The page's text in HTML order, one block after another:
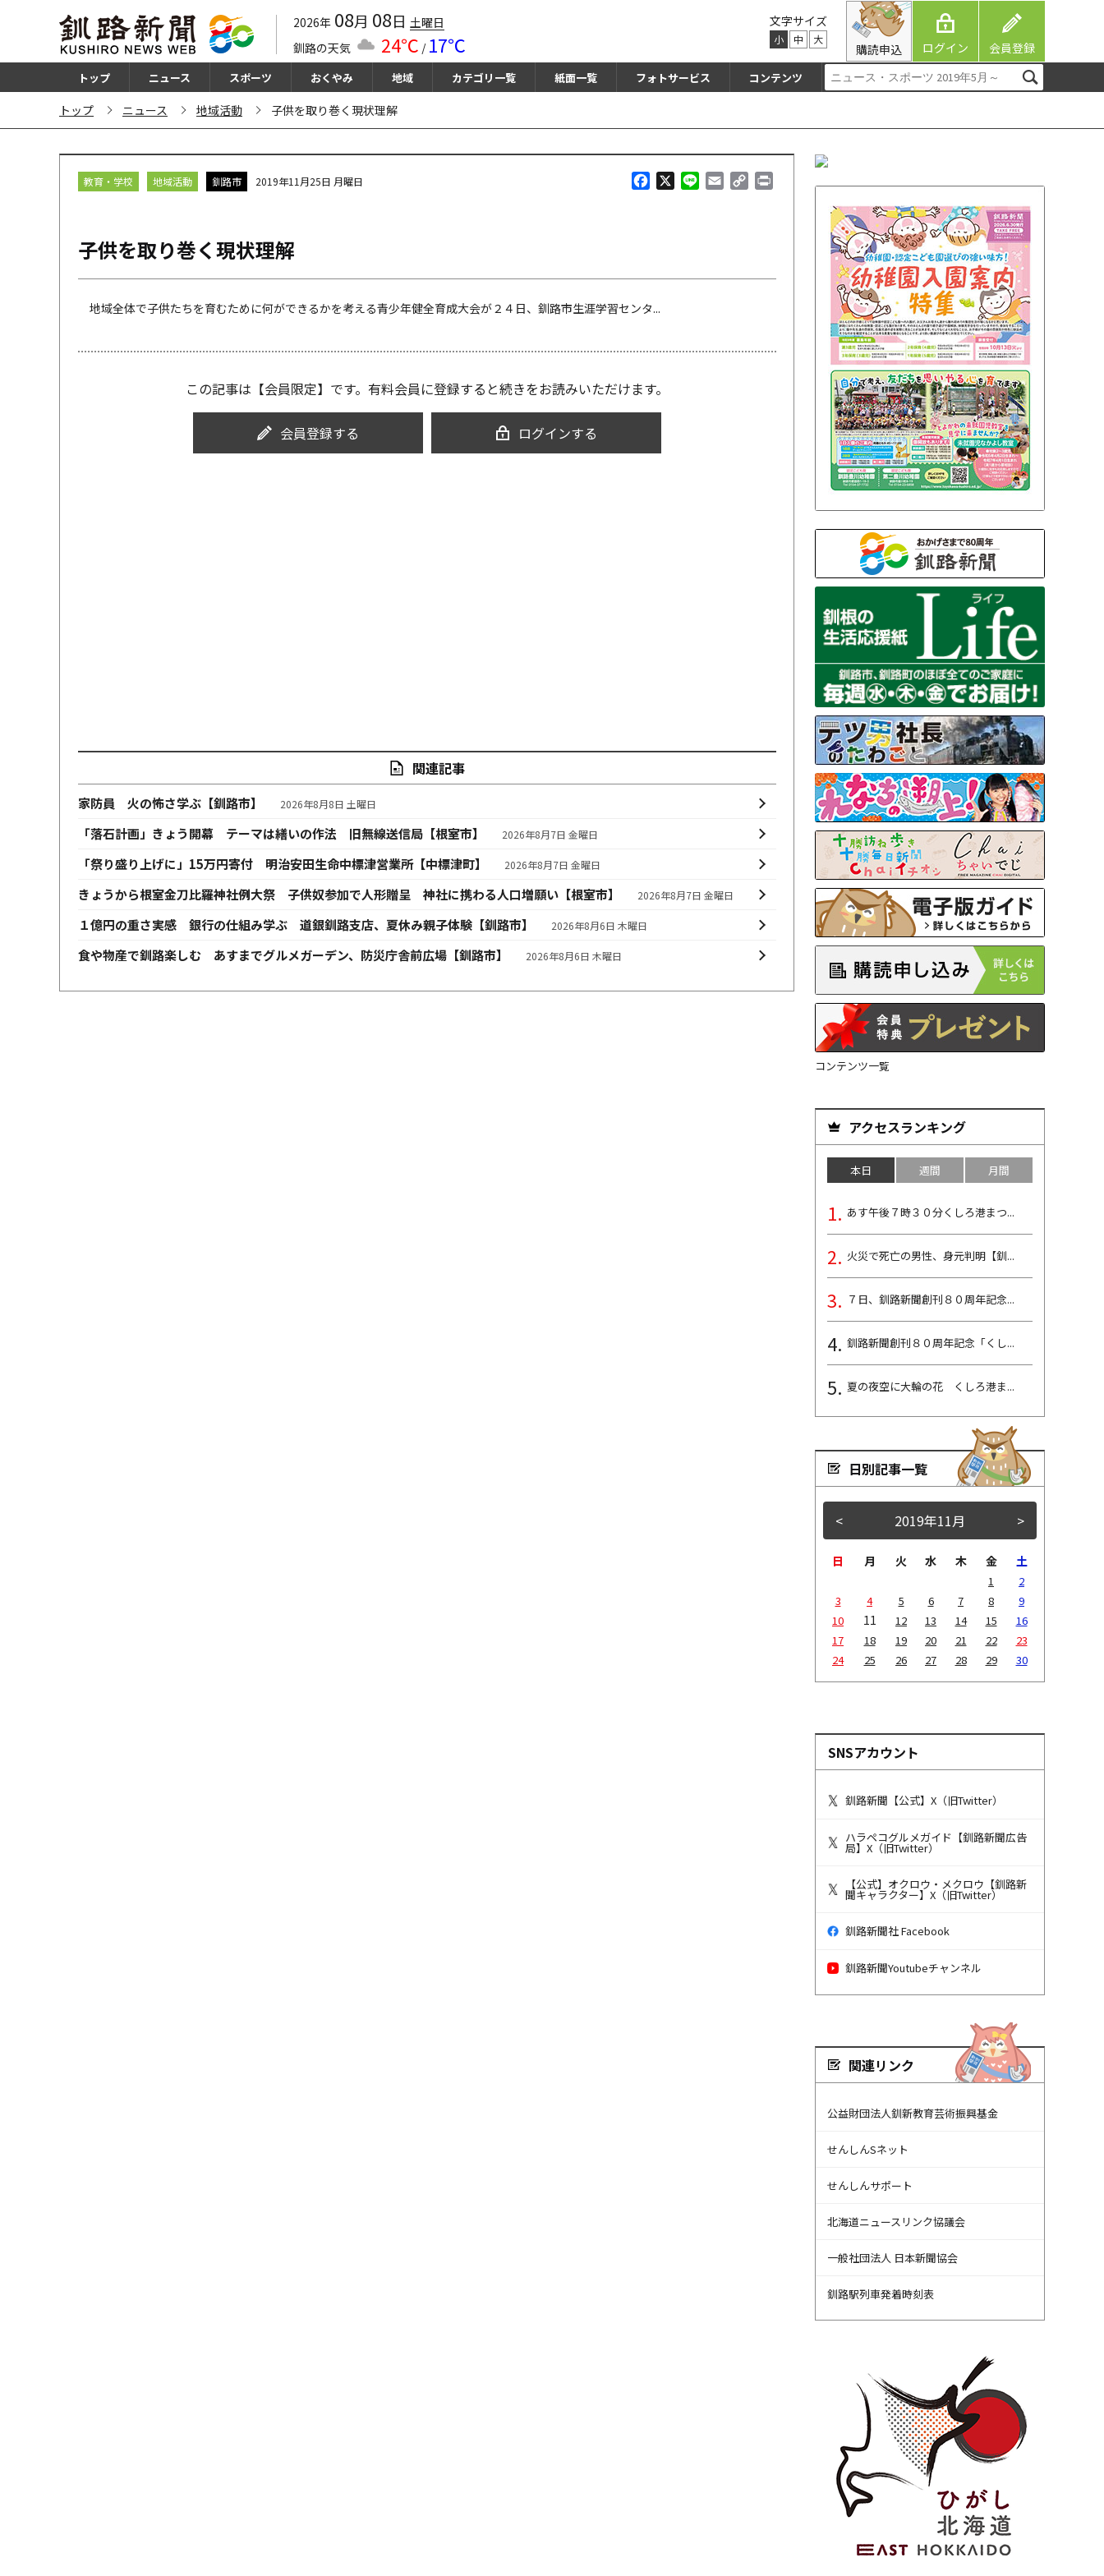
2026年 08月 08日 土曜日
釧路の天気
24℃ / 17℃
文字サイズ
小 中 大
購読申込 ログイン 会員登録
トップ ニュース スポーツ おくやみ 地域 カテゴリ一覧 紙面一覧 フォトサービス コンテンツ
トップ ニュース 地域活動 子供を取り巻く現状理解
k
教育・学校 地域活動 釧路市 2019年11月25日 月曜日
子供を取り巻く現状理解
地域全体で子供たちを育むために何ができるかを考える青少年健全育成大会が２４日、釧路市生涯学習センタ...
この記事は【会員限定】です。有料会員に登録すると続きをお読みいただけます。
会員登録する ログインする
関連記事
家防員 火の怖さ学ぶ【釧路市】 2026年8月8日 土曜日
「落石計画」きょう開幕 テーマは繕いの作法 旧無線送信局【根室市】 2026年8月7日 金曜日
「祭り盛り上げに」15万円寄付 明治安田生命中標津営業所【中標津町】 2026年8月7日 金曜日
きょうから根室金刀比羅神社例大祭 子供奴参加で人形贈呈 神社に携わる人口増願い【根室市】 2026年8月7日 金曜日
１億円の重さ実感 銀行の仕組み学ぶ 道銀釧路支店、夏休み親子体験【釧路市】 2026年8月6日 木曜日
食や物産で釧路楽しむ あすまでグルメガーデン、防災庁舎前広場【釧路市】 2026年8月6日 木曜日
コンテンツ一覧
アクセスランキング
本日 週間 月間
あす午後７時３０分くしろ港まつ...
火災で死亡の男性、身元判明【釧...
７日、釧路新聞創刊８０周年記念...
釧路新聞創刊８０周年記念「くし...
夏の夜空に大輪の花 くしろ港ま...
日別記事一覧
< >
2019年11月
日 月 火 水 木 金 土
1
2
3
4 5 6 7 8
9
10
11 12 13 14 15
16
17
18 19 20 21 22
23
24
25 26 27 28 29 30
SNSアカウント
釧路新聞【公式】X（旧Twitter）
ハラペコグルメガイド【釧路新聞広告
局】X（旧Twitter）
【公式】オクロウ・メクロウ【釧路新
聞キャラクター】X（旧Twitter）
釧路新聞社 Facebook
釧路新聞Youtubeチャンネル
関連リンク
公益財団法人釧新教育芸術振興基金
せんしんSネット
せんしんサポート
北海道ニュースリンク協議会
一般社団法人 日本新聞協会
釧路駅列車発着時刻表